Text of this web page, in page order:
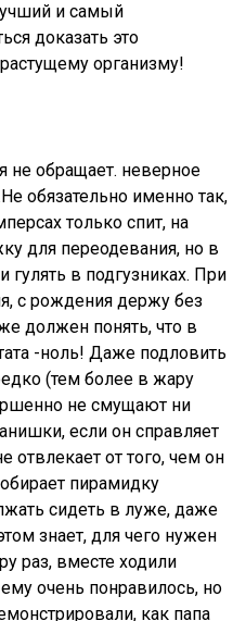
и самый
доказать это
организму!
не обращает. неверное
обязательно именно так,
только спит, на
для переодевания, но в
гулять в подгузниках. При
с рождения держу без
должен понять, что в
-ноль! Даже подловить
(тем более в жару
не смущают ни
если он справляет
отвлекает от того, чем он
пирамидку
сидеть в луже, даже
знает, для чего нужен
раз, вместе ходили
очень понравилось, но
как папа